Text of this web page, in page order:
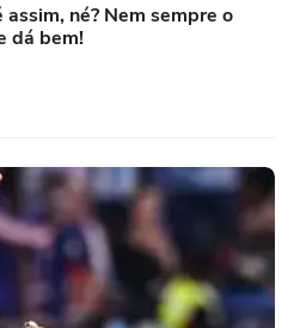
assim, né? Nem sempre o
dá bem!